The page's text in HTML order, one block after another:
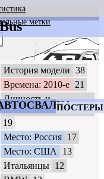
ПОСТЕРЫ
метки
История модели 38
Времена: 2010-е 21
Личность и
автомобиль
19
Место: Россия 17
Место: США
13
Итальянцы 12